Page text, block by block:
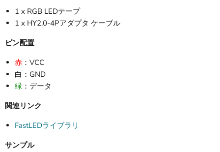
1 x RGB LEDテープ
1 x HY2.0-4Pアダプタ ケーブル
ピン配置
赤 ：VCC
白 ：GND
緑 ：データ
関連リンク
FastLEDライブラリ
サンプル